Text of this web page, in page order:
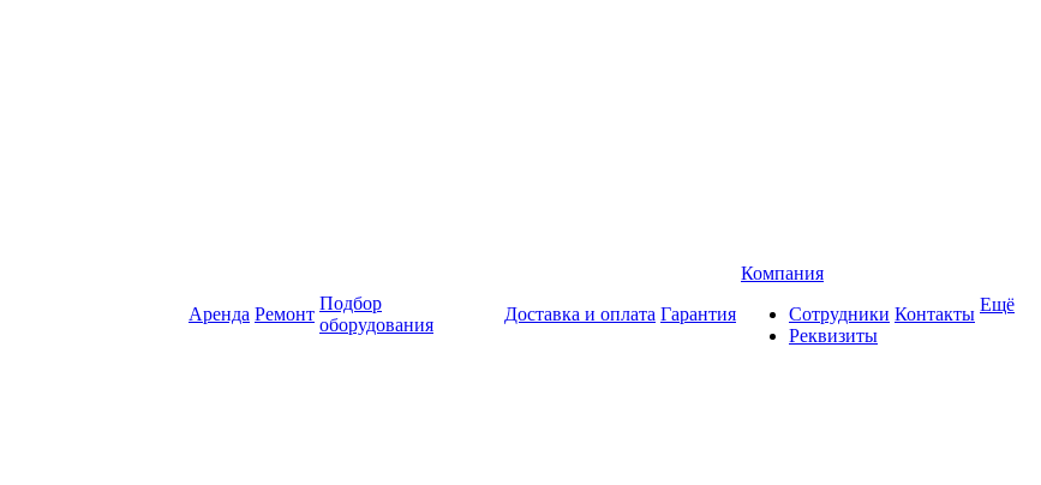
Аренда Ремонт
Подбор
оборудования
Доставка и оплата Гарантия
Компания
Сотрудники
Реквизиты
Контакты Ещё